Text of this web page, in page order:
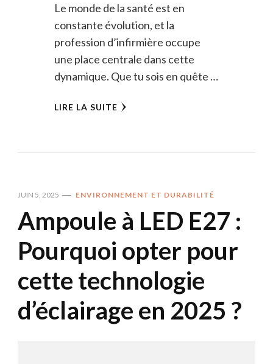
Le monde de la santé est en
constante évolution, et la
profession d’infirmière occupe
une place centrale dans cette
dynamique. Que tu sois en quête …
LIRE LA SUITE
JUIN 5, 2025 ENVIRONNEMENT ET DURABILITÉ
Ampoule à LED E27 :
Pourquoi opter pour
cette technologie
d’éclairage en 2025 ?